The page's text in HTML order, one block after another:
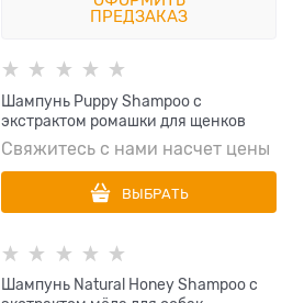
ПРЕДЗАКАЗ
Шампунь Puppy Shampoo с
экстрактом ромашки для щенков
Свяжитесь с нами насчет цены
ВЫБРАТЬ
Шампунь Natural Honey Shampoo с